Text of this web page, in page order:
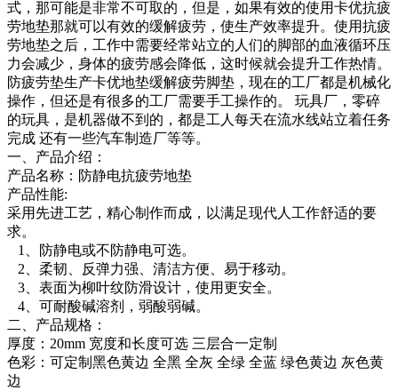
式，那可能是非常不可取的，但是，如果有效的使用卡优抗疲
劳地垫那就可以有效的缓解疲劳，使生产效率提升。使用抗疲
劳地垫之后，工作中需要经常站立的人们的脚部的血液循环压
力会减少，身体的疲劳感会降低，这时候就会提升工作热情。
防疲劳垫生产卡优地垫缓解疲劳脚垫，现在的工厂都是机械化
操作，但还是有很多的工厂需要手工操作的。 玩具厂，零碎
的玩具，是机器做不到的，都是工人每天在流水线站立着任务
完成 还有一些汽车制造厂等等。
一、产品介绍：
产品名称：防静电抗疲劳地垫
产品性能:
采用先进工艺，精心制作而成，以满足现代人工作舒适的要
求。
1、防静电或不防静电可选。
2、柔韧、反弹力强、清洁方便、易于移动。
3、表面为柳叶纹防滑设计，使用更安全。
4、可耐酸碱溶剂，弱酸弱碱。
二、产品规格：
厚度：20mm 宽度和长度可选 三层合一定制
色彩：可定制黑色黄边 全黑 全灰 全绿 全蓝 绿色黄边 灰色黄
边